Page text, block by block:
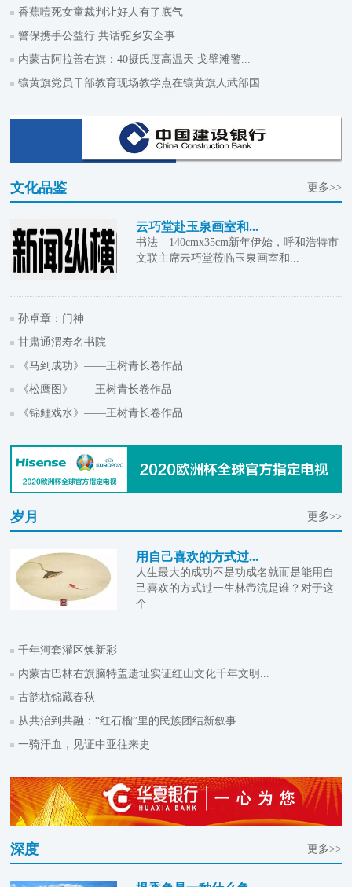
香蕉噎死女童裁判让好人有了底气
警保携手公益行 共话驼乡安全事
内蒙古阿拉善右旗：40摄氏度高温天 戈壁滩警...
镶黄旗党员干部教育现场教学点在镶黄旗人武部国...
文化品鉴 更多>>
云巧堂赴玉泉画室和...
书法 140cmx35cm新年伊始，呼和浩特市
文联主席云巧堂莅临玉泉画室和...
孙卓章：门神
甘肃通渭寿名书院
《马到成功》——王树青长卷作品
《松鹰图》——王树青长卷作品
《锦鲤戏水》——王树青长卷作品
岁月 更多>>
用自己喜欢的方式过...
人生最大的成功不是功成名就而是能用自
己喜欢的方式过一生林帝浣是谁？对于这
个...
千年河套灌区焕新彩
内蒙古巴林右旗脑特盖遗址实证红山文化千年文明...
古韵杭锦藏春秋
从共治到共融：“红石榴”里的民族团结新叙事
一骑汗血，见证中亚往来史
深度 更多>>